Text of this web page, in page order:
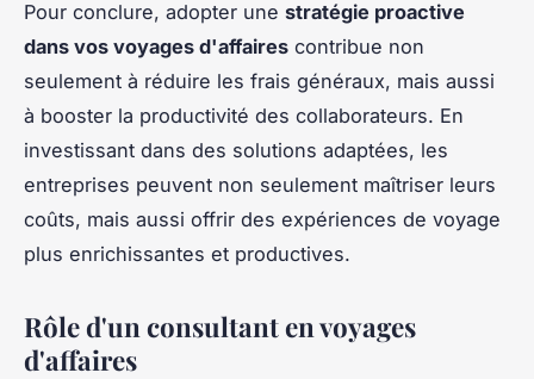
Pour conclure, adopter une stratégie proactive
dans vos voyages d'affaires contribue non
seulement à réduire les frais généraux, mais aussi
à booster la productivité des collaborateurs. En
investissant dans des solutions adaptées, les
entreprises peuvent non seulement maîtriser leurs
coûts, mais aussi offrir des expériences de voyage
plus enrichissantes et productives.
Rôle d'un consultant en voyages
d'affaires